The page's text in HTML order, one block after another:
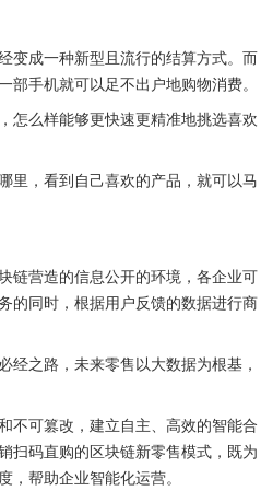
变成一种新型且流行的结算方式。而
手机就可以足不出户地购物消费。
怎么样能够更快速更精准地挑选喜欢
里，看到自己喜欢的产品，就可以马
链营造的信息公开的环境，各企业可
的同时，根据用户反馈的数据进行商
之路，未来零售以大数据为根基，
不可篡改，建立自主、高效的智能合
扫码直购的区块链新零售模式，既为
帮助企业智能化运营。